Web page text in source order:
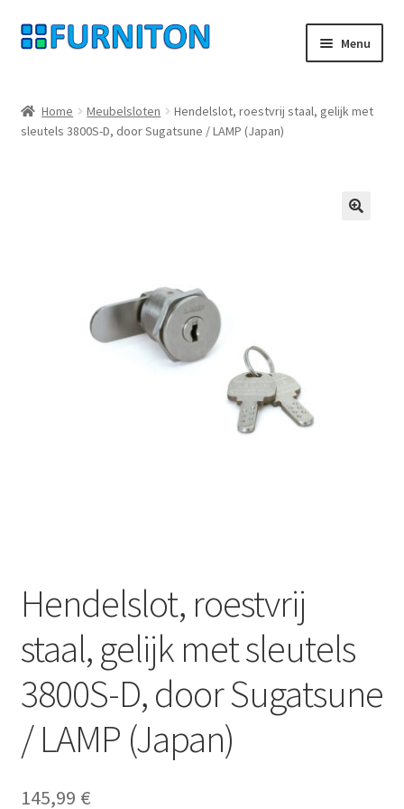
Ga
door
navigatie
Ga
naar
inhoud
Menu
Onze partners
Home Meubelsloten
Hendelslot, roestvrij staal, gelijk met
sleutels 3800S-D, door Sugatsune / LAMP (Japan)
Hendelslot, roestvrij
staal, gelijk met sleutels
3800S-D, door Sugatsune
/ LAMP (Japan)
145,99 €